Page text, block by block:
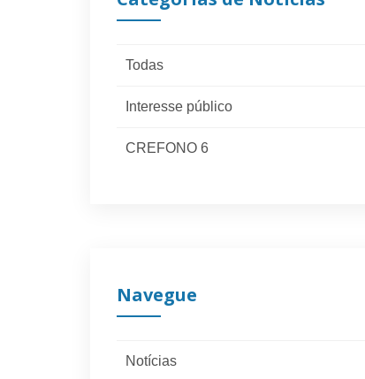
Todas
Interesse público
CREFONO 6
Navegue
Notícias